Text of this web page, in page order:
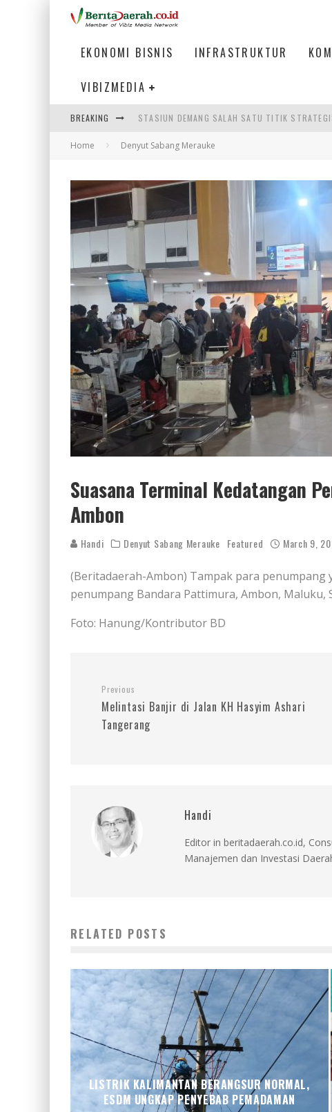
EKONOMI BISNIS INFRASTRUKTUR
VIBIZMEDIA
BREAKING STASIUN DEMANG SALAH SATU TITIK
LISTRIK KALIMANTAN BERANGSUR NORMAL,
DEKORASI HUT KEMERDEKAAN RI DI STASIUN
Home Denyut Sabang Merauke
Suasana Terminal Kedatangan
Ambon
Handi Denyut Sabang Merauke Featured March 9,
(Beritadaerah-Ambon) Tampak para
penumpang Bandara Pattimura, Ambon, Maluku,
Foto: Hanung/Kontributor BD
Previous
Melintasi Banjir di Jalan KH Hasyim Ashari
Tangerang
Handi
Editor in beritadaerah.co.id,
Manajemen dan Investasi
RELATED POSTS
LISTRIK KALIMANTAN BERANGSUR NORMAL,
ESDM UNGKAP PENYEBAB PEMADAMAN